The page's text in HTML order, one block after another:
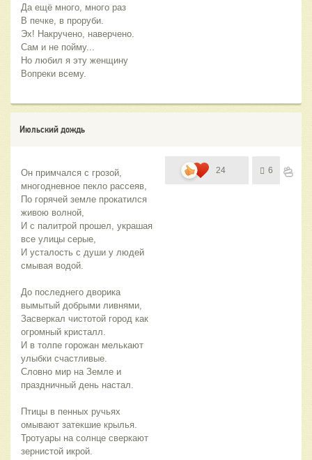
Да ещё много, много раз
В печке, в проруби.
Эх! Накручено, наверчено.
Сам и не пойму...
Но любил я эту женщину
Вопреки всему.
Июльский дождь
Он примчался с грозой,
многодневное пекло рассеяв,
По горячей земле прокатился
живою волной,
И с палитрой прошел, украшая
все улицы серые,
И усталость с души у людей
смывая водой.
До последнего дворика
вымытый добрыми ливнями,
Засверкал чистотой город как
огромный кристалл.
И в толпе горожан мелькают
улыбки счастливые.
Словно мир на Земле и
праздничный день настал.
Птицы в пенных ручьях
омывают затекшие крылья.
Тротуары на солнце сверкают
зернистой икрой.
24 6